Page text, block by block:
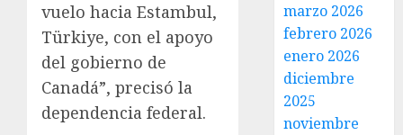
vuelo hacia Estambul,
Türkiye, con el apoyo
del gobierno de
Canadá”, precisó la
dependencia federal.
marzo 2026
febrero 2026
enero 2026
diciembre
2025
noviembre